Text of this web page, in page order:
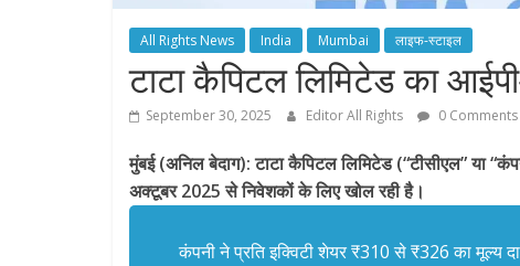
All Rights News India Mumbai लाइफ-स्टाइल
टाटा कैपिटल लिमिटेड का
September 30, 2025 Editor All Rights 0 Comments
मुंबई (अनिल बेदाग): टाटा कैपिटल लिमिटेड (“टीसीएल” या
अक्टूबर 2025 से निवेशकों के लिए खोल रही है।
कंपनी ने प्रति इक्विटी शेयर ₹310 से ₹326 का मूल्य